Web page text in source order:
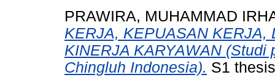
PRAWIRA, MUHAMMAD
KERJA, KEPUASAN KERJA,
KINERJA KARYAWAN
Chingluh Indonesia). S1